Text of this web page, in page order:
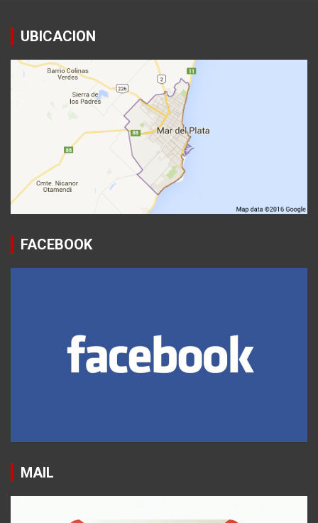
UBICACION
FACEBOOK
MAIL